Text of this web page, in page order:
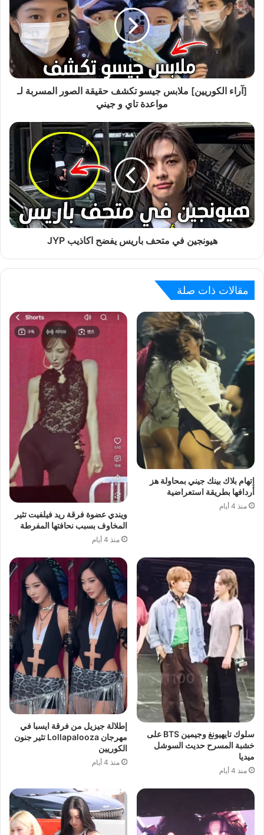
[آراء الكوريين] ملابس جيسو تكشف حقيقة الصور المسربة لـ
مواعدة تاي و جيني
هيونجين في متحف باريس يفضح اكاذيب JYP
مقالات ذات صلة
إتهام بلاك بينك جيني بمحاولة هز
أردافها بطريقة استعراضية
منذ 4 أيام
ويندي عضوة فرقة ريد فيلفيت تثير
المخاوف بسبب نحافتها المفرطة
منذ 4 أيام
سلوك تايهيونغ وجيمين BTS على
خشبة المسرح حديث السوشل
ميديا
منذ 4 أيام
إطلالة جيزيل من فرقة ايسبا في
مهرجان Lollapalooza تثير جنون
الكوريين
منذ 4 أيام